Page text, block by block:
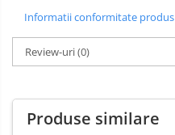
Informatii conformitate produs
Review-uri(0)
Produse similare